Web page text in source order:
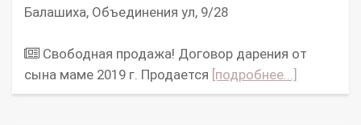
Балашиха, Объединения ул, 9/28
Свободная продажа! Договор дарения от
сына маме 2019 г. Продается [подробнее...]